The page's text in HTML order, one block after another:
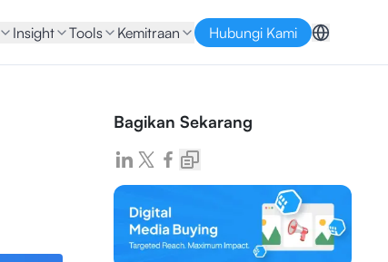
Insight Tools Kemitraan Hubungi Kami
Bagikan Sekarang